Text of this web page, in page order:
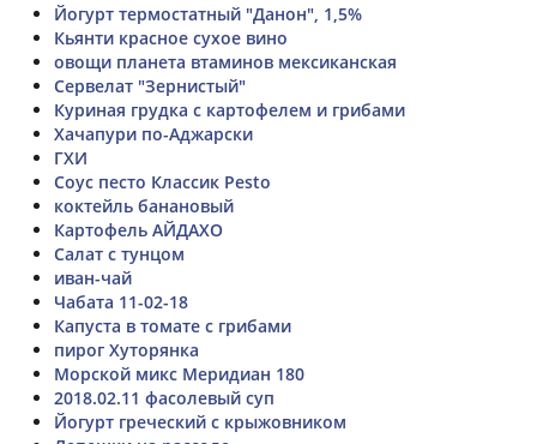
Йогурт термостатный "Данон", 1,5%
Кьянти красное сухое вино
овощи планета втаминов мексиканская
Сервелат "Зернистый"
Куриная грудка с картофелем и грибами
Хачапури по-Аджарски
ГХИ
Соус песто Классик Pesto
коктейль банановый
Картофель АЙДАХО
Салат с тунцом
иван-чай
Чабата 11-02-18
Капуста в томате с грибами
пирог Хуторянка
Морской микс Меридиан 180
2018.02.11 фасолевый суп
Йогурт греческий с крыжовником